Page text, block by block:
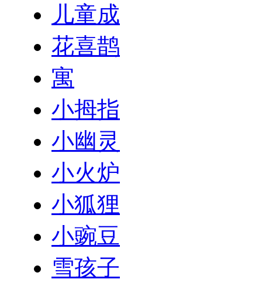
儿童成
花喜鹊
寓
小拇指
小幽灵
小火炉
小狐狸
小豌豆
雪孩子